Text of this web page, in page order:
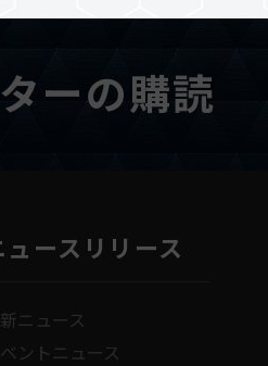
ーの購読
ュースリリース
ニュース
ントニュース